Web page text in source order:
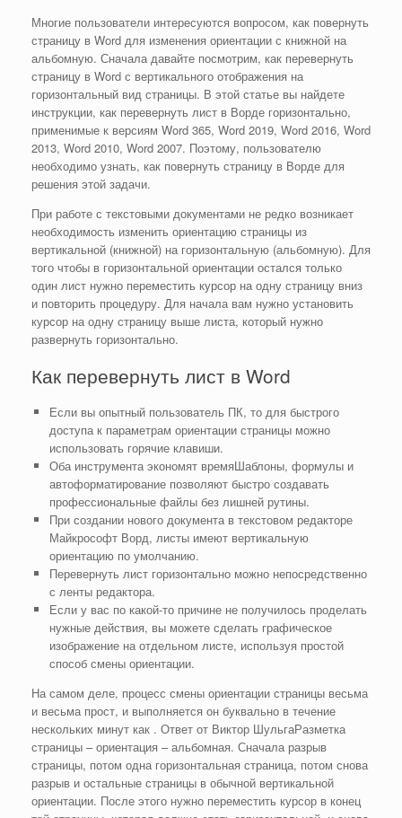
Многие пользователи интересуются вопросом, как повернуть
страницу в Word для изменения ориентации с книжной на
альбомную. Сначала давайте посмотрим, как перевернуть
страницу в Word с вертикального отображения на
горизонтальный вид страницы. В этой статье вы найдете
инструкции, как перевернуть лист в Ворде горизонтально,
применимые к версиям Word 365, Word 2019, Word 2016, Word
2013, Word 2010, Word 2007. Поэтому, пользователю
необходимо узнать, как повернуть страницу в Ворде для
решения этой задачи.
При работе с текстовыми документами не редко возникает
необходимость изменить ориентацию страницы из
вертикальной (книжной) на горизонтальную (альбомную). Для
того чтобы в горизонтальной ориентации остался только
один лист нужно переместить курсор на одну страницу вниз
и повторить процедуру. Для начала вам нужно установить
курсор на одну страницу выше листа, который нужно
развернуть горизонтально.
Как перевернуть лист в Word
Если вы опытный пользователь ПК, то для быстрого
доступа к параметрам ориентации страницы можно
использовать горячие клавиши.
Оба инструмента экономят времяШаблоны, формулы и
автоформатирование позволяют быстро создавать
профессиональные файлы без лишней рутины.
При создании нового документа в текстовом редакторе
Майкрософт Ворд, листы имеют вертикальную
ориентацию по умолчанию.
Перевернуть лист горизонтально можно непосредственно
с ленты редактора.
Если у вас по какой-то причине не получилось проделать
нужные действия, вы можете сделать графическое
изображение на отдельном листе, используя простой
способ смены ориентации.
На самом деле, процесс смены ориентации страницы весьма
и весьма прост, и выполняется он буквально в течение
нескольких минут как . Ответ от Виктор ШульгаРазметка
страницы – ориентация – альбомная. Сначала разрыв
страницы, потом одна горизонтальная страница, потом снова
разрыв и остальные страницы в обычной вертикальной
ориентации. После этого нужно переместить курсор в конец